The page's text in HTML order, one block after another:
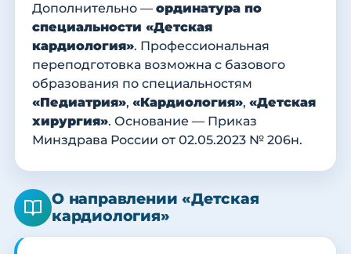
Дополнительно — ординатура по
специальности «Детская
кардиология». Профессиональная
переподготовка возможна с базового
образования по специальностям
«Педиатрия», «Кардиология», «Детская
хирургия». Основание — Приказ
Минздрава России от 02.05.2023 № 206н.
О направлении «Детская
кардиология»